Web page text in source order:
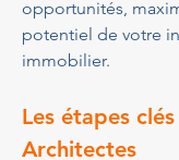
opportunités,
potentiel de votre
immobilier.
Les étapes
Architectes